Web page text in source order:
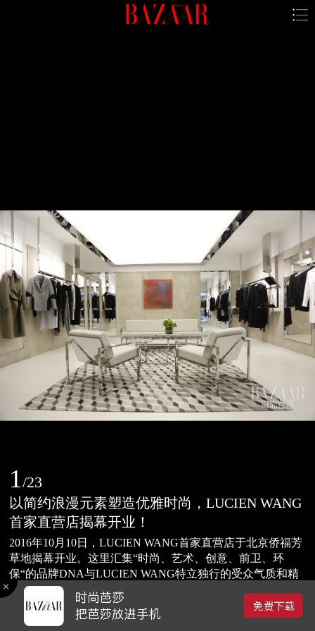
1/23
以简约浪漫元素塑造优雅时尚，LUCIEN WANG
首家直营店揭幕开业！
2016年10月10日，LUCIEN WANG首家直营店于北京侨福芳
草地揭幕开业。这里汇集“时尚、艺术、创意、前卫、环
保“的品牌DNA与LUCIEN WANG特立独行的受众气质和精
益求精且富有创造力的品牌精神完美契合。店铺坐落于芳草
地一层，店内整体风格以灰白为主色调，加以银色镜面不锈
钢金属光感交错，极强的现代感与简洁线条的几何元素呈现
2016-10-13 15:54
0